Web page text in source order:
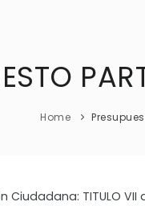
Home
TITULO VII